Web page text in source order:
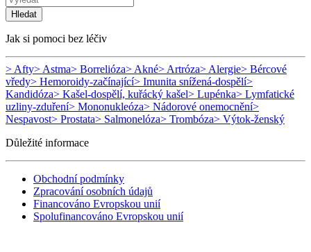
Hledat
Jak si pomoci bez léčiv
> Afty> Astma> Borrelióza> Akné> Artróza> Alergie> Bércové
vředy> Hemoroidy-začínající> Imunita snížená-dospělí>
Kandidóza> Kašel-dospělí, kuřácký kašel> Lupénka> Lymfatické
uzliny-zduření> Mononukleóza> Nádorové onemocnění>
Nespavost> Prostata> Salmonelóza> Trombóza> Výtok-ženský
Důležité informace
Obchodní podmínky
Zpracování osobních údajů
Financováno Evropskou unií
Spolufinancováno Evropskou unií